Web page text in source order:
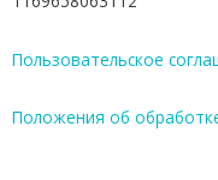
Пользовательское
Положения об